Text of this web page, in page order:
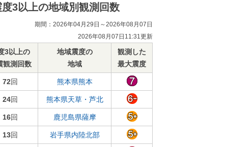
度3以上の地域別観測回数
期間：2026年04月29日～2026年08月07日
2026年08月07日11:31更新
3以上の
観測回数
地域震度の
地域
観測した
最大震度
72回 熊本県熊本
24回 熊本県天草・芦北
16回 鹿児島県薩摩
13回 岩手県内陸北部